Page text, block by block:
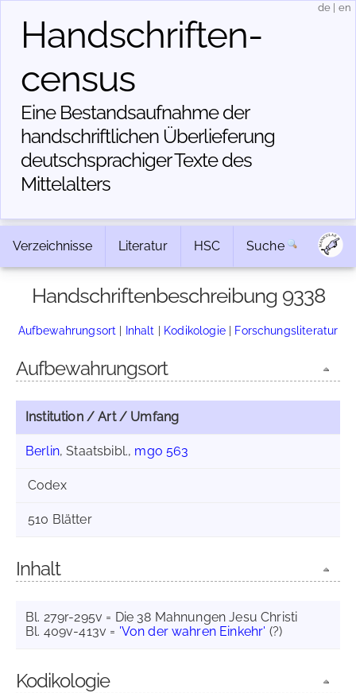
Handschriften­
census
Eine Bestandsaufnahme der
handschriftlichen Über­lieferung
deutschsprachiger Texte des
Mittelalters
de en
Verzeichnisse Literatur HSC Suche
Handschriftenbeschreibung 9338
Aufbewahrungsort | Inhalt | Kodikologie| Forschungsliteratur
Aufbewahrungsort
Institution / Art / Umfang
Berlin, Staatsbibl., mgo 563
Codex
510 Blätter
Inhalt
Bl. 279r-295v = Die 38 Mahnungen Jesu Christi
Bl. 409v-413v = 'Von der wahren Einkehr' (?)
Kodikologie